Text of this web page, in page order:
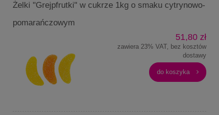
Żelki "Grejpfrutki" w cukrze 1kg o smaku cytrynowo-
pomarańczowym
51,80 zł
zawiera 23% VAT, bez kosztów
dostawy
do koszyka